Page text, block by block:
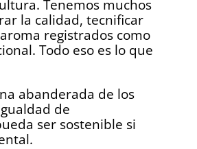
Tenemos muchos
la calidad, tecnificar
registrados como
Todo eso es lo que
abanderada de los
de
ser sostenible si